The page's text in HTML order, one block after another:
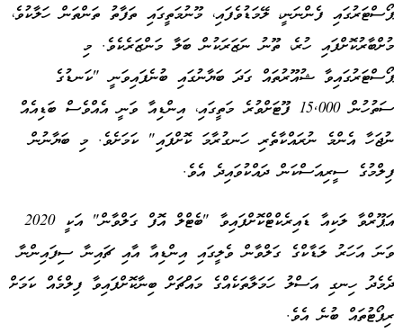
ޕޯސްޓަރުގައި ފެންނަނީ، ލޭމަޑުވެފައި، މޫނުމަތީގައި ތަފާތު ތަންތަން ހަލާކުވެ،
މުށްބާރުކޮށްފައި ހުރެ، ތޫނު ނަޒަރަކުން ބަލާ މަންޒަރެކެވެ. މި
ޕޯސްޓަރުގައިވާ ޝުއޫރުތައް ގަދަ ބަޔާނުގައި ބުނެފައިވަނީ "ކަނޑުގެ
ސަތުހުން 15,000 ފޫޓަށްވުރެ މަތީގައި، އިންޑިއާ ވަނީ އެއްވެސް ބަޑިއެއް
ނުޖަހާ އެންމެ ނުރައްކާތެރި ހަނގުރާމަ ކޮށްފައި" ކަމަށެވެ. މި ބަޔާނުން
ފިލްމުގެ ސީރިއަސްކަން ދައްކުވައިދެ އެވެ.
އަޕޫރްވާ ލަކިއާ ޑައިރެކްޓްކޮށްފައިވާ "ބެޓްލް އޮފް ގަލްވާން" އަކީ 2020
ވަނަ އަހަރު ލަޑާކްގެ ގަލްވާން ވެލީގައި އިންޑިއާ އާއި ޗައިނާ ސިފައިންނާ
ދެމެދު ހިނގި އަސްލު ހަމަލާތަކެއްގެ މައްޗަށް ބިނާކޮށްފައިވާ ފިލްމެއް ކަމަށް
ރިޕޯޓުތައް ބުނެ އެވެ.